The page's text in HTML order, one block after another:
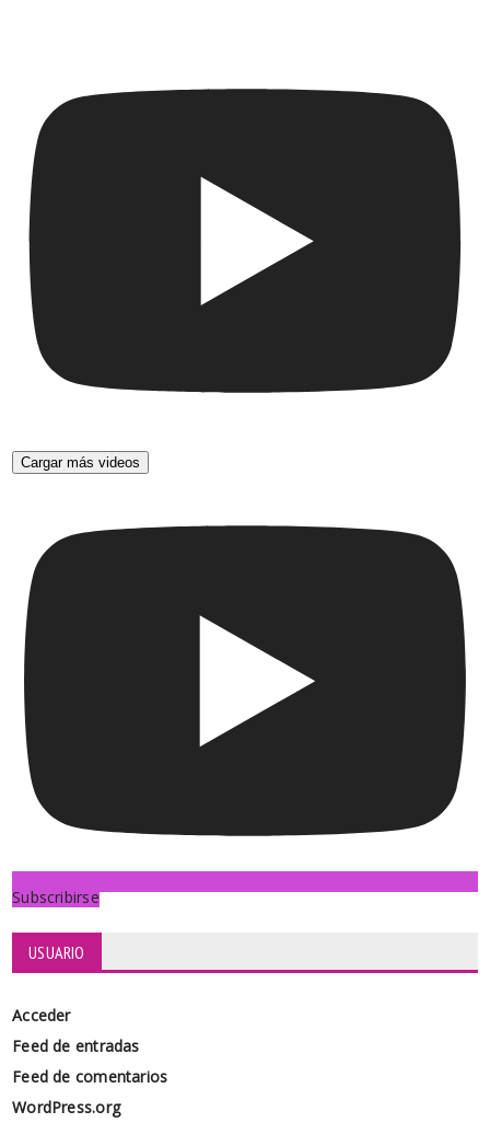
Cargar más videos
Subscribirse
USUARIO
Acceder
Feed de entradas
Feed de comentarios
WordPress.org